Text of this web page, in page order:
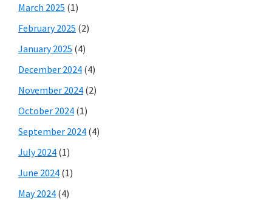
March 2025 (1)
February 2025 (2)
January 2025 (4)
December 2024 (4)
November 2024 (2)
October 2024 (1)
September 2024 (4)
July 2024 (1)
June 2024 (1)
May 2024 (4)